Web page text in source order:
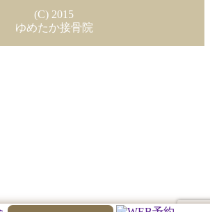
(C) 2015
ゆめたか接骨院